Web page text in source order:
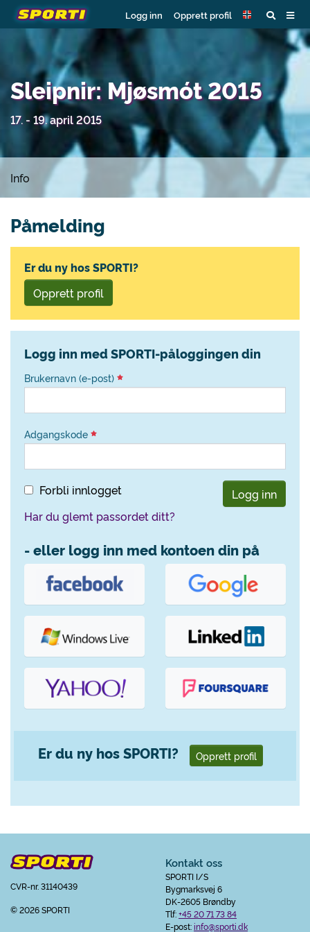
Logg inn Opprett profil
Sleipnir: Mjøsmót 2015
17. - 19. april 2015
Info
Påmelding
Er du ny hos SPORTI?
Opprett profil
Logg inn med SPORTI-påloggingen din
Brukernavn (e-post)
Adgangskode
Forbli innlogget
Logg inn
Har du glemt passordet ditt?
- eller logg inn med kontoen din på
Er du ny hos SPORTI? Opprett profil
CVR-nr. 31140439
© 2026 SPORTI
Kontakt oss
SPORTI I/S
Bygmarksvej 6
DK-2605 Brøndby
Tlf:+45 20 71 73 84
E-post:info@sporti.dk